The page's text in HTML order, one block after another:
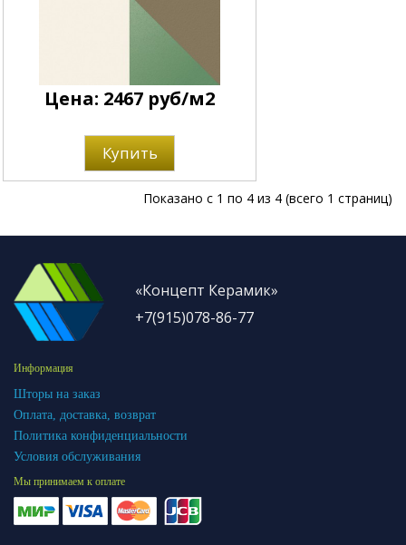
Цена: 2467 руб/м2
Купить
Показано с 1 по 4 из 4 (всего 1 страниц)
«Концепт Керамик»
+7(915)078-86-77
Информация
Шторы на заказ
Оплата, доставка, возврат
Политика конфиденциальности
Условия обслуживания
Мы принимаем к оплате